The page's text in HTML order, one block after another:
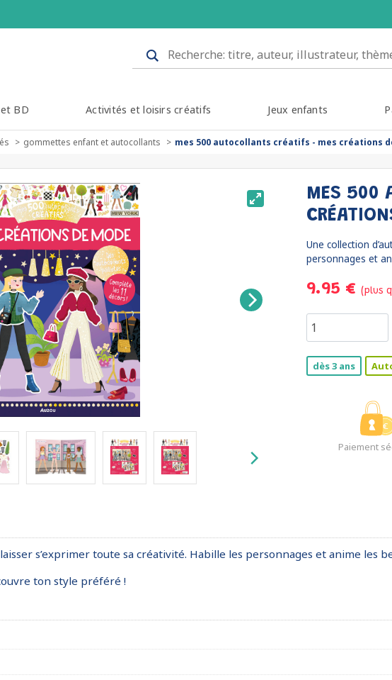
BD Activités et loisirs créatifs Jeux enfants
gommettes enfant et autocollants mes 500 autocollants créatifs - mes créations
MES 500
Une collection
personnages et
9.95 € (plus
dès 3 ans
Paiement
s’exprimer toute sa créativité. Habille les personnages et anime les
ton style préféré !